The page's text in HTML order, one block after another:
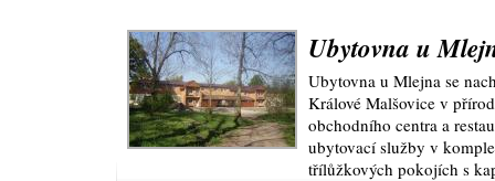
Ubytovna u
Ubytovna u Mlejna se
Králové Malšovice v
obchodního centra a
ubytovací služby v
třílůžkových pokojích s